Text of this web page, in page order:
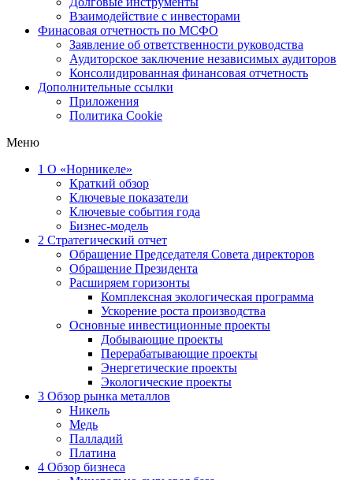
Взаимодействие с инвеcторами
Финасовая отчетность по МСФО
Заявление об ответственности руководства
Аудиторское заключение независимых аудиторов
Консолидированная финансовая отчетность
Дополнительные ссылки
Приложения
Политика Cookie
Меню
1 О «Норникеле»
Краткий обзор
Ключевые показатели
Ключевые события года
Бизнес-модель
2 Стратегический отчет
Обращение Председателя Совета директоров
Обращение Президента
Расширяем горизонты
Комплексная экологическая программа
Ускорение роста производства
Основные инвестиционные проекты
Добывающие проекты
Перерабатывающие проекты
Энергетические проекты
Экологические проекты
3 Обзор рынка металлов
Никель
Медь
Палладий
Платина
4 Обзор бизнеса